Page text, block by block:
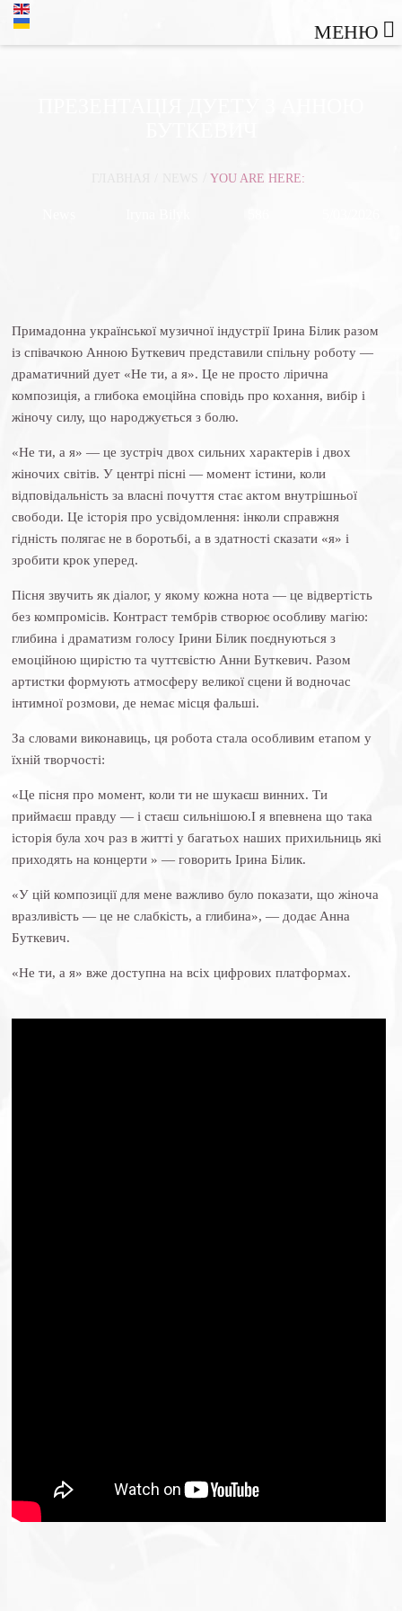
МЕНЮ
YOU ARE HERE:
Примадонна української музичної індустрії Ірина Білик разом
із співачкою Анною Буткевич представили спільну роботу —
драматичний дует «Не ти, а я». Це не просто лірична
композиція, а глибока емоційна сповідь про кохання, вибір і
жіночу силу, що народжується з болю.
«Не ти, а я» — це зустріч двох сильних характерів і двох
жіночих світів. У центрі пісні — момент істини, коли
відповідальність за власні почуття стає актом внутрішньої
свободи. Це історія про усвідомлення: інколи справжня
гідність полягає не в боротьбі, а в здатності сказати «я» і
зробити крок уперед.
Пісня звучить як діалог, у якому кожна нота — це відвертість
без компромісів. Контраст тембрів створює особливу магію:
глибина і драматизм голосу Ірини Білик поєднуються з
емоційною щирістю та чуттєвістю Анни Буткевич. Разом
артистки формують атмосферу великої сцени й водночас
інтимної розмови, де немає місця фальші.
За словами виконавиць, ця робота стала особливим етапом у
їхній творчості:
«Це пісня про момент, коли ти не шукаєш винних. Ти
приймаєш правду — і стаєш сильнішою.І я впевнена що така
історія була хоч раз в житті у багатьох наших прихильниць які
приходять на концерти » — говорить Ірина Білик.
«У цій композиції для мене важливо було показати, що жіноча
вразливість — це не слабкість, а глибина», — додає Анна
Буткевич.
«Не ти, а я» вже доступна на всіх цифрових платформах.